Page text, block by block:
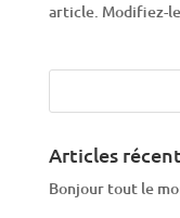
article. Modifiez-le
Articles
Bonjour tout le